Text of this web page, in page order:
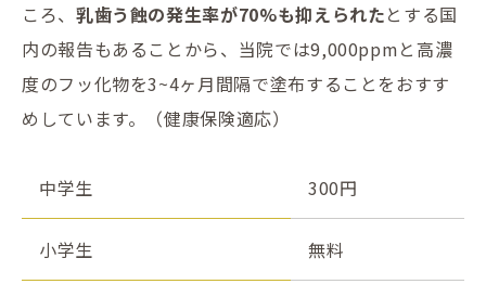
ころ、 乳歯う蝕の発生率が70%も抑えられたとする国
内の報告もあることから、当院では9,000ppmと高濃
度のフッ化物を3~4ヶ月間隔で塗布することをおすす
めしています。（健康保険適応）
中学生 300円
小学生 無料